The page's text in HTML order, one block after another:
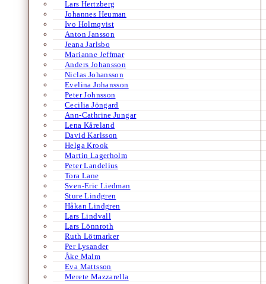
Lars Hertzberg
Johannes Heuman
Ivo Holmqvist
Anton Jansson
Jeana Jarlsbo
Marianne Jeffmar
Anders Johansson
Niclas Johansson
Evelina Johansson
Peter Johnsson
Cecilia Jöngard
Ann-Cathrine Jungar
Lena Kåreland
David Karlsson
Helga Krook
Martin Lagerholm
Peter Landelius
Tora Lane
Sven-Eric Liedman
Sture Lindgren
Håkan Lindgren
Lars Lindvall
Lars Lönnroth
Ruth Lötmarker
Per Lysander
Åke Malm
Eva Mattsson
Merete Mazzarella